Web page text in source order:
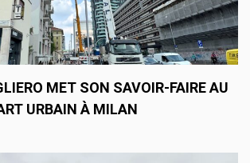
MET SON SAVOIR-FAIRE AU
URBAIN À MILAN